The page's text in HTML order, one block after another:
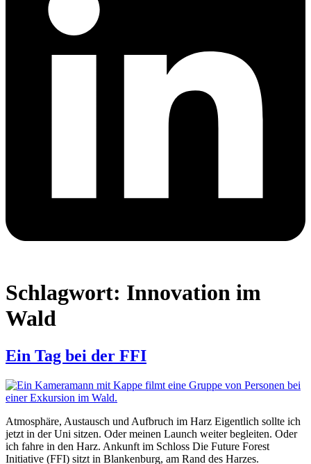
Schlagwort: Innovation im
Wald
Ein Tag bei der FFI
Atmosphäre, Austausch und Aufbruch im Harz Eigentlich sollte ich
jetzt in der Uni sitzen. Oder meinen Launch weiter begleiten. Oder
ich fahre in den Harz. Ankunft im Schloss Die Future Forest
Initiative (FFI) sitzt in Blankenburg, am Rand des Harzes.